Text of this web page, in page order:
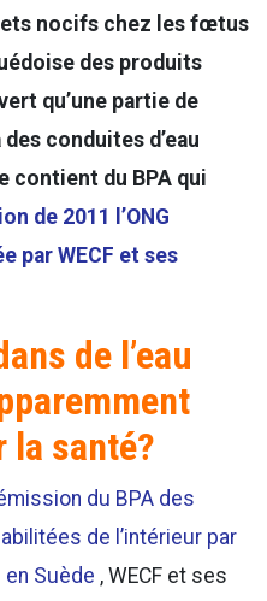
nocifs chez les fœtus
des produits
qu’une partie de
conduites d’eau
contient du BPA qui
de 2011 l’ONG
par WECF et ses
de l’eau
la santé?
du BPA des
de l’intérieur par
Suède , WECF et ses